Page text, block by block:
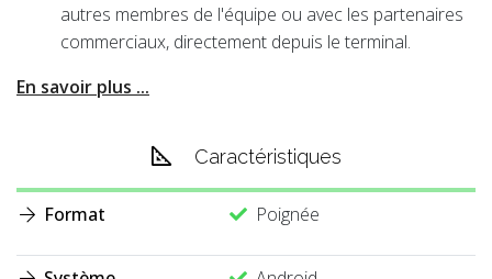
autres membres de l'équipe ou avec les partenaires
commerciaux, directement depuis le terminal.
En savoir plus ...
Caractéristiques
Format Poignée